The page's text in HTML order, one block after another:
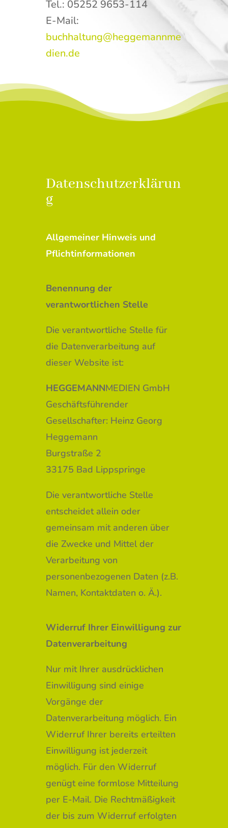
Tel.: 05252 9653-114
E-Mail:
buchhaltung@heggemannme
dien.de
Datenschutzerklärun
g
Allgemeiner Hinweis und
Pflichtinformationen
Benennung der
verantwortlichen Stelle
Die verantwortliche Stelle für
die Datenverarbeitung auf
dieser Website ist:
HEGGEMANNMEDIEN GmbH
Geschäftsführender
Gesellschafter: Heinz Georg
Heggemann
Burgstraße 2
33175 Bad Lippspringe
Die verantwortliche Stelle
entscheidet allein oder
gemeinsam mit anderen über
die Zwecke und Mittel der
Verarbeitung von
personenbezogenen Daten (z.B.
Namen, Kontaktdaten o. Ä.).
Widerruf Ihrer Einwilligung zur
Datenverarbeitung
Nur mit Ihrer ausdrücklichen
Einwilligung sind einige
Vorgänge der
Datenverarbeitung möglich. Ein
Widerruf Ihrer bereits erteilten
Einwilligung ist jederzeit
möglich. Für den Widerruf
genügt eine formlose Mitteilung
per E-Mail. Die Rechtmäßigkeit
der bis zum Widerruf erfolgten